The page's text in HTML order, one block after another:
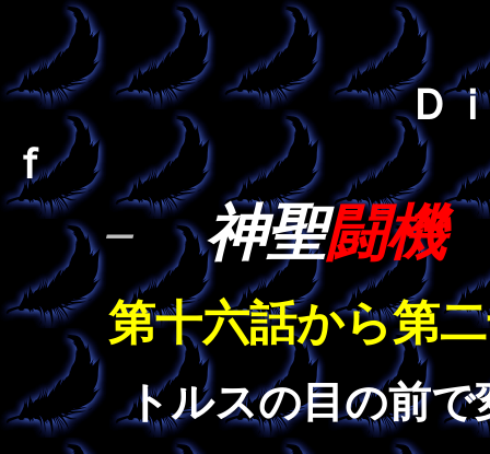
Ｄ
ｆ
－ 神聖闘機
第十六話から第
トルスの目の前で